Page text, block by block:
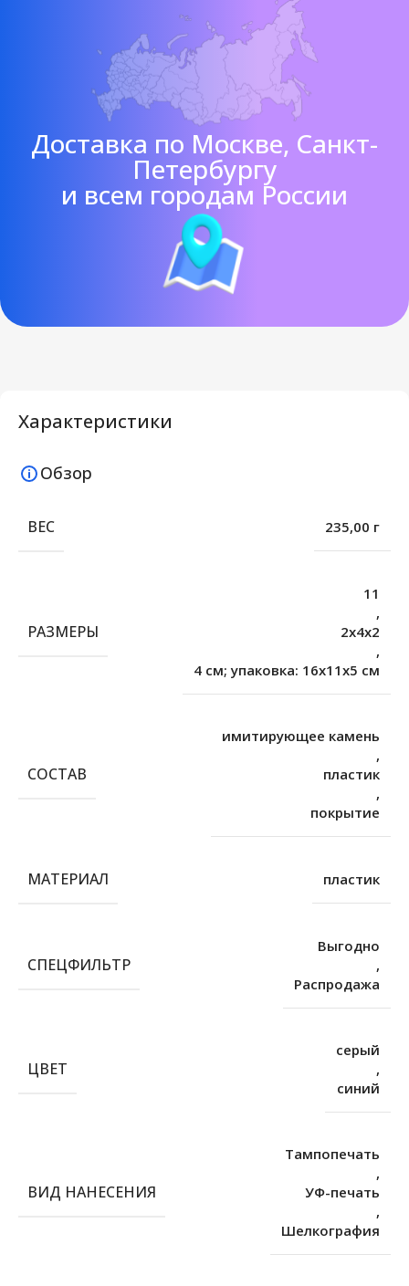
Доставка по Москве, Санкт-
Петербургу
и всем городам России
Характеристики
Обзор
ВЕС 235,00 г
РАЗМЕРЫ
11
,
2х4х2
,
4 см; упаковка: 16х11х5 см
СОСТАВ
имитирующее камень
,
пластик
,
покрытие
МАТЕРИАЛ пластик
СПЕЦФИЛЬТР
Выгодно
,
Распродажа
ЦВЕТ
серый
,
синий
ВИД НАНЕСЕНИЯ
Тампопечать
,
УФ-печать
,
Шелкография